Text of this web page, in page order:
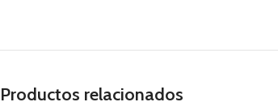
Productos relacionados